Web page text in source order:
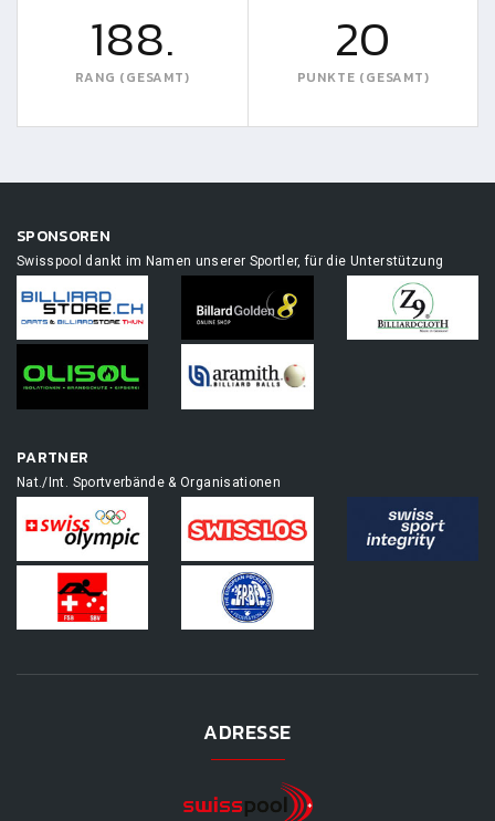
188.
RANG (GESAMT)
20
PUNKTE (GESAMT)
SPONSOREN
Swisspool dankt im Namen unserer Sportler, für die Unterstützung
PARTNER
Nat./Int. Sportverbände & Organisationen
ADRESSE